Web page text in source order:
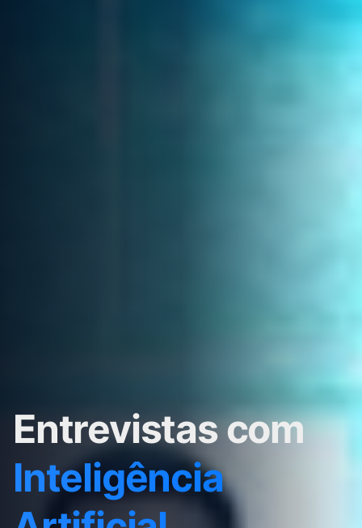
Entrevistas com
Inteligência